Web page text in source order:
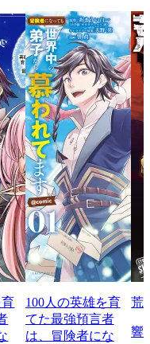
100人の英雄を育
てた最強預言者
は、冒険者にな
荒
響